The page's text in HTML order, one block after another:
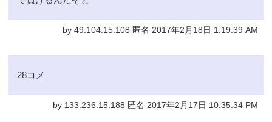
by 49.104.15.108 匿名 2017年2月18日 1:19:39 AM
28コメ
by 133.236.15.188 匿名 2017年2月17日 10:35:34 PM